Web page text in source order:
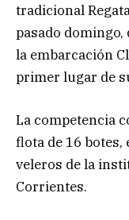
tradicional
pasado
la embarcación
primer lugar de
La competencia
flota de 16
veleros de la
Corrientes.